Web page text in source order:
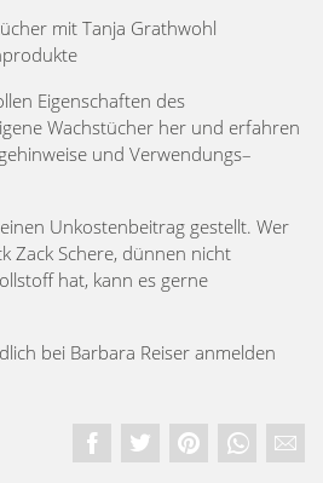
mit Tanja Grathwohl
Eigenschaften des
Wachstücher her und erfahren
und Verwendungs–
Unkostenbeitrag gestellt. Wer
Zack Schere, dünnen nicht
hat, kann es gerne
bei Barbara Reiser anmelden